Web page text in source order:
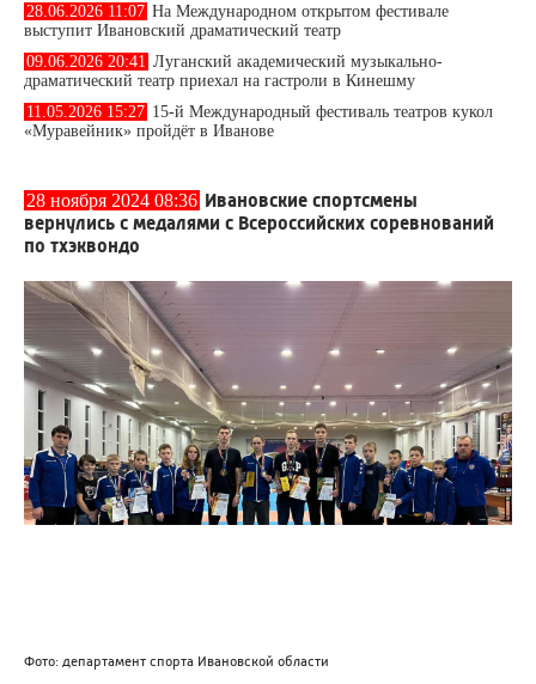
28.06.2026 11:07 На Международном открытом фестивале
выступит Ивановский драматический театр
09.06.2026 20:41 Луганский академический музыкально-
драматический театр приехал на гастроли в Кинешму
11.05.2026 15:27 15-й Международный фестиваль театров кукол
«Муравейник» пройдёт в Иванове
28 ноября 2024 08:36 Ивановские спортсмены
вернулись с медалями с Всероссийских соревнований
по тхэквондо
Фото: департамент спорта Ивановской области